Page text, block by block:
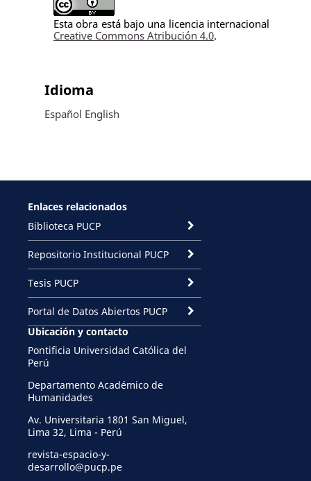
Esta obra está bajo una licencia internacional
Creative Commons Atribución 4.0.
Idioma
Español English
Enlaces relacionados
Biblioteca PUCP
Repositorio Institucional PUCP
Tesis PUCP
Portal de Datos Abiertos PUCP
Ubicación y contacto
Pontificia Universidad Católica del
Perú
Departamento Académico de
Humanidades
Av. Universitaria 1801 San Miguel,
Lima 32, Lima - Perú
revista-espacio-y-
desarrollo@pucp.pe